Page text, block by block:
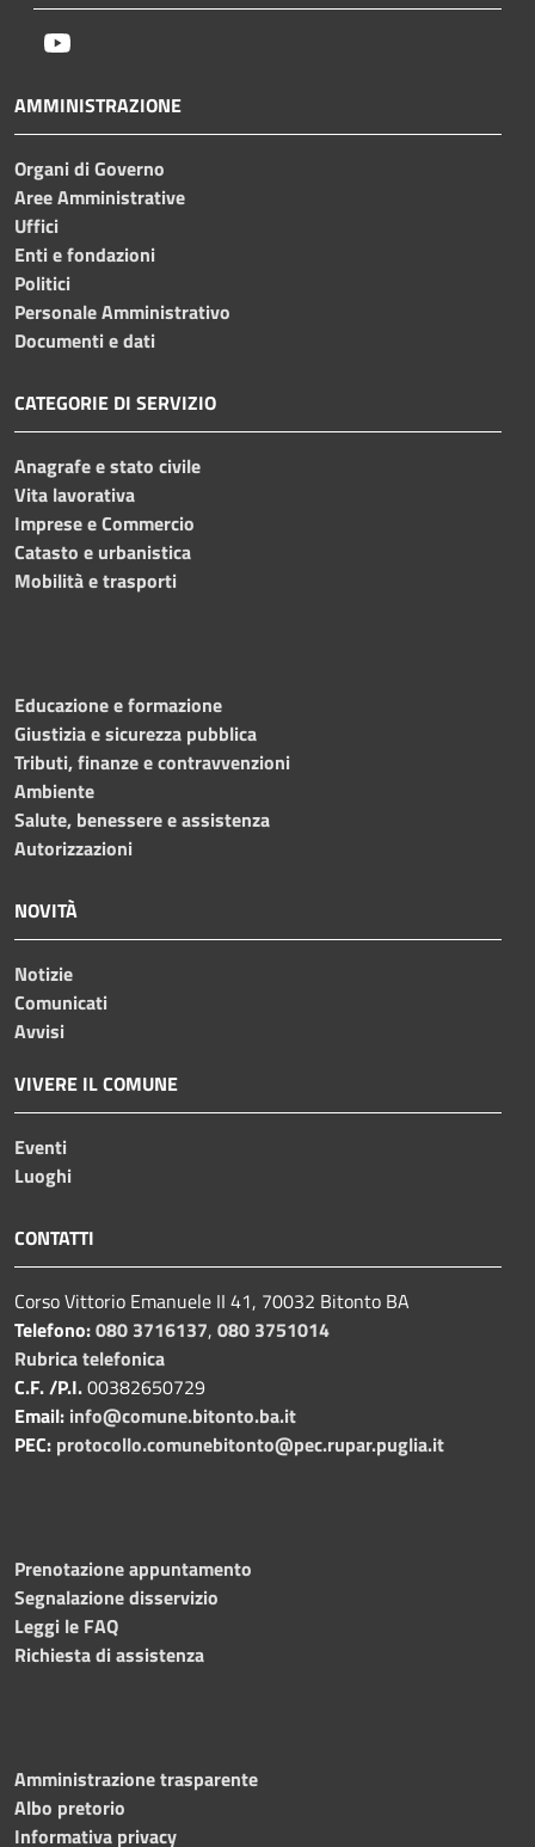
AMMINISTRAZIONE
Organi di Governo
Aree Amministrative
Uffici
Enti e fondazioni
Politici
Personale Amministrativo
Documenti e dati
CATEGORIE DI SERVIZIO
Anagrafe e stato civile
Vita lavorativa
Imprese e Commercio
Catasto e urbanistica
Mobilità e trasporti
Educazione e formazione
Giustizia e sicurezza pubblica
Tributi, finanze e contravvenzioni
Ambiente
Salute, benessere e assistenza
Autorizzazioni
NOVITÀ
Notizie
Comunicati
Avvisi
VIVERE IL COMUNE
Eventi
Luoghi
CONTATTI
Corso Vittorio Emanuele II 41, 70032 Bitonto BA
Telefono:080 3716137, 080 3751014
Rubrica telefonica
C.F. /P.I.00382650729
Email: info@comune.bitonto.ba.it
PEC: protocollo.comunebitonto@pec.rupar.puglia.it
Prenotazione appuntamento
Segnalazione disservizio
Leggi le FAQ
Richiesta di assistenza
Amministrazione trasparente
Albo pretorio
Informativa privacy